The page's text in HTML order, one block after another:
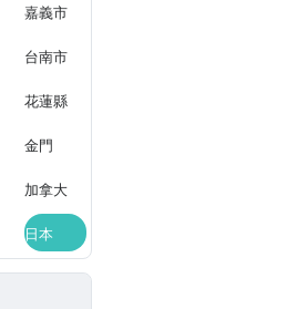
嘉義市
台南市
花蓮縣
金門
加拿大
日本